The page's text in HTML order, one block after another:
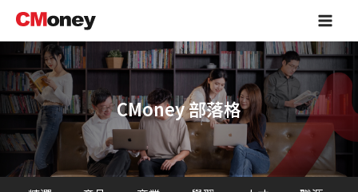
主
容
Main
CMoney 部落格